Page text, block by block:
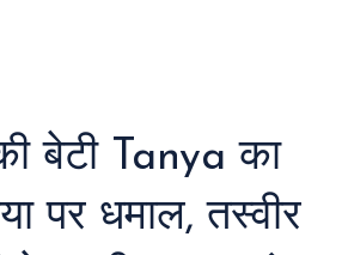
बेटी Tanya का
पर धमाल, तस्वीर